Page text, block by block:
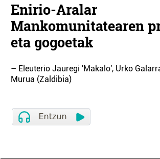
Enirio-Aralar
Mankomunitatearen
eta gogoetak
– Eleuterio Jauregi 'Makalo', Urko
Murua (Zaldibia)